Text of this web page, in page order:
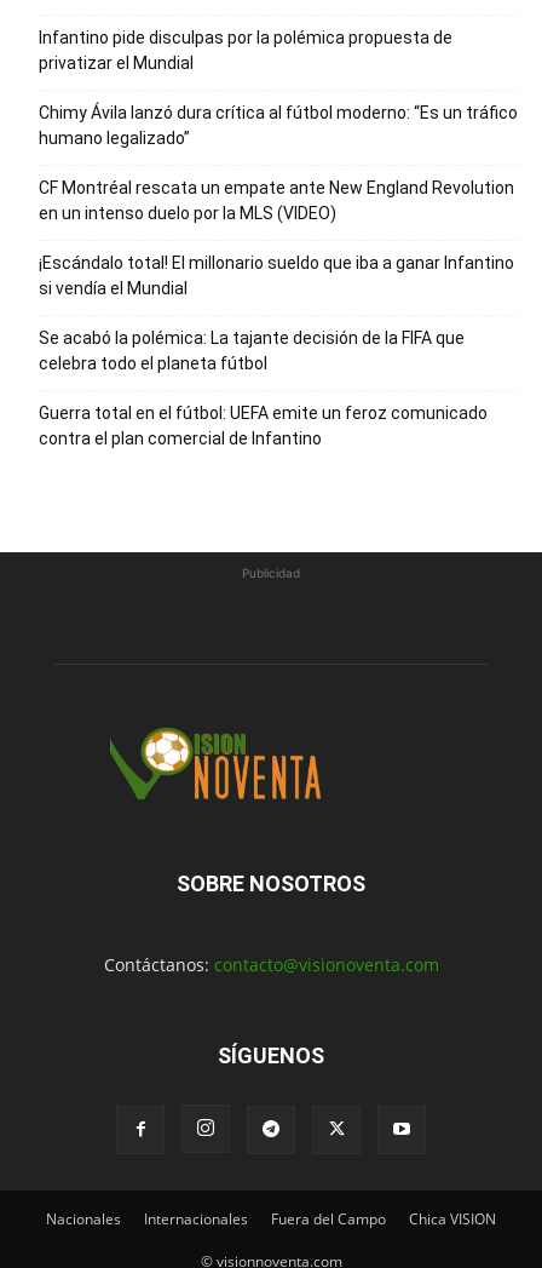
Infantino pide disculpas por la polémica propuesta de
privatizar el Mundial
Chimy Ávila lanzó dura crítica al fútbol moderno: “Es un tráfico
humano legalizado”
CF Montréal rescata un empate ante New England Revolution
en un intenso duelo por la MLS (VIDEO)
¡Escándalo total! El millonario sueldo que iba a ganar Infantino
si vendía el Mundial
Se acabó la polémica: La tajante decisión de la FIFA que
celebra todo el planeta fútbol
Guerra total en el fútbol: UEFA emite un feroz comunicado
contra el plan comercial de Infantino
Publicidad
SOBRE NOSOTROS
Contáctanos: contacto@visionoventa.com
SÍGUENOS
Nacionales Internacionales Fuera del Campo Chica VISION
© visionnoventa.com